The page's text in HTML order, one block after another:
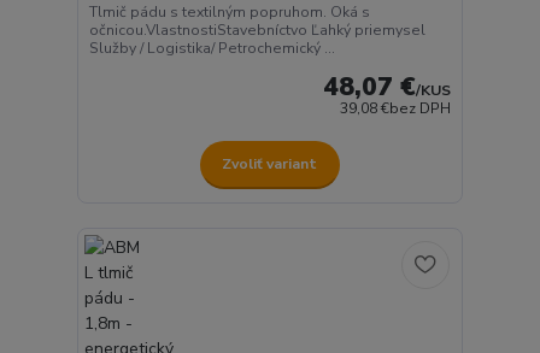
Tlmič pádu s textilným popruhom. Oká s
očnicou.VlastnostiStavebníctvo Ľahký priemysel
Služby / Logistika/ Petrochemický ...
48,07 €/KUS
39,08 €bez DPH
Zvoliť variant